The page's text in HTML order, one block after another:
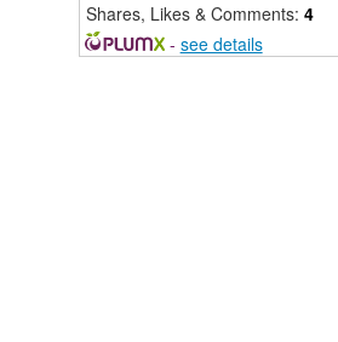
Shares, Likes & Comments: 4
- see details